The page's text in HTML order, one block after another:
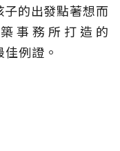
的出發點著想而
事務所打造的
例證。